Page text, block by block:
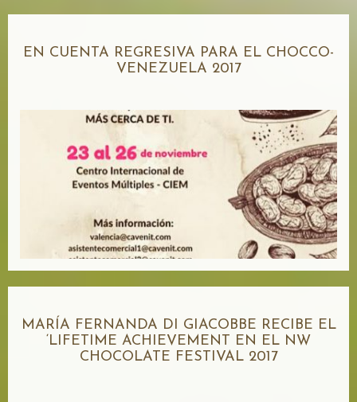
EN CUENTA REGRESIVA PARA EL CHOCCO-
VENEZUELA 2017
MARÍA FERNANDA DI GIACOBBE RECIBE EL
‘LIFETIME ACHIEVEMENT EN EL NW
CHOCOLATE FESTIVAL 2017